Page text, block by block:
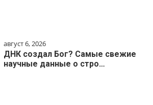
август 6, 2026
ДНК создал Бог? Самые свежие
научные данные о стро…